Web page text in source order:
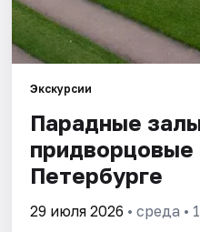
Экскурсии
Парадные
придворцовые
Петербурге
29 июля 2026 • среда •